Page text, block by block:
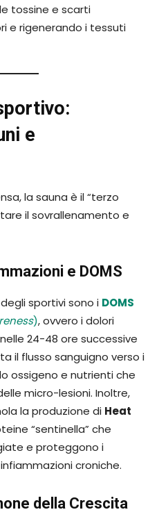
tossine e scarti
e rigenerando i tessuti
e
la sauna è il “terzo
il sovrallenamento e
e DOMS
sportivi sono i DOMS
), ovvero i dolori
24-48 ore successive
il flusso sanguigno verso i
ossigeno e nutrienti che
micro-lesioni. Inoltre,
la produzione di Heat
“sentinella” che
e proteggono i
croniche.
della Crescita